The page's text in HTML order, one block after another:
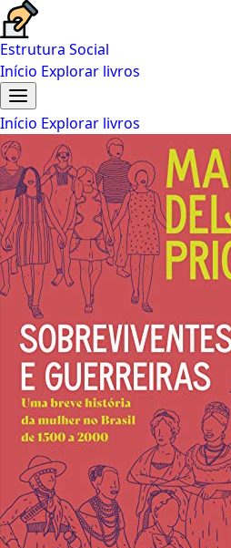
Estrutura Social
Início Explorar livros
Início Explorar livros